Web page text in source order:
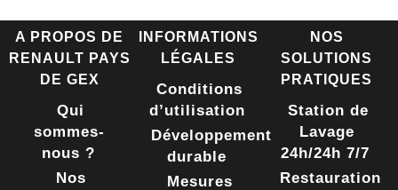
A PROPOS DE
RENAULT PAYS
DE GEX
Qui
sommes-
nous ?
Nos
INFORMATIONS
LÉGALES
Conditions
d’utilisation
Développement
durable
Mesures
NOS
SOLUTIONS
PRATIQUES
Station de
Lavage
24h/24h 7/7
Restauration